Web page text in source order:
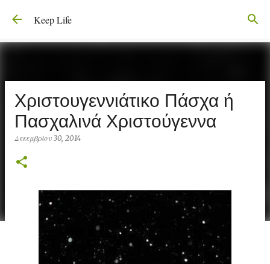
Μετάβαση στο κύριο περιεχόμενο
Keep Life
Χριστουγεννιάτικο Πάσχα ή
Πασχαλινά Χριστούγεννα
Δεκεμβρίου 30, 2014